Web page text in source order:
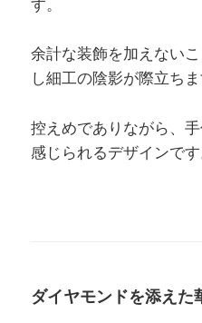
す。
余計な装飾を加えない
し細工の陰影が際立ちま
控えめでありながら、
感じられるデザインです
ダイヤモンドを添えた